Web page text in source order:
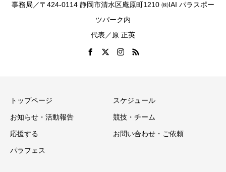
事務局／〒424-0114 静岡市清水区庵原町1210 ㈱IAI パラスポー
ツパーク内
代表／原 正英
トップページ スケジュール
お知らせ・活動報告 競技・チーム
応援する お問い合わせ・ご依頼
パラフェス